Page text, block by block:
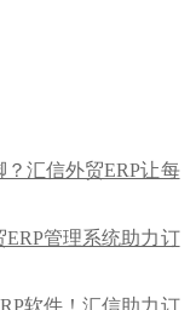
汇信外贸ERP让每
管理系统助力订
软件！汇信助力订